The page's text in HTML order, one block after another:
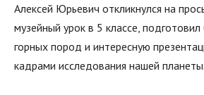
Алексей Юрьевич откликнулся на
музейный урок в 5 классе,
горных пород и интересную
кадрами исследования нашей планеты.